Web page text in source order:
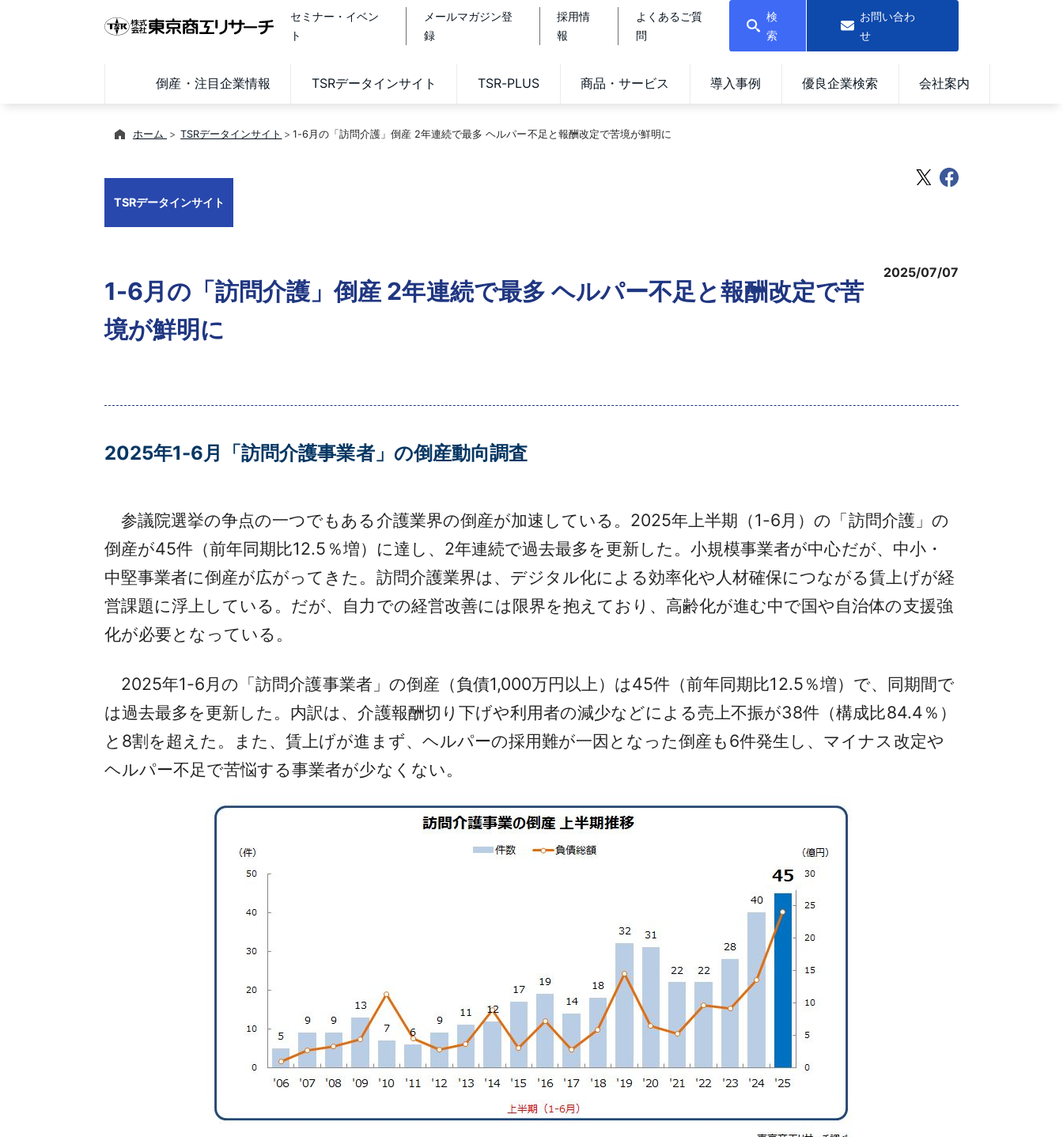
セミナー・イベン
ト
メールマガジン登
録
採用情
報
よくあるご質
問
検
索
お問い合わ
せ
倒産・注目企業情報 TSRデータインサイト TSR-PLUS 商品・サービス 導入事例 優良企業検索 会社案内
ホーム TSRデータインサイト 1-6月の「訪問介護」倒産 2年連続で最多 ヘルパー不足と報酬改定で苦境が鮮明に
TSRデータインサイト
1-6月の「訪問介護」倒産 2年連続で最多 ヘルパー不足と報酬改定で苦
境が鮮明に
2025/07/07
2025年1-6月「訪問介護事業者」の倒産動向調査
参議院選挙の争点の一つでもある介護業界の倒産が加速している。2025年上半期（1-6月）の「訪問介護」の
倒産が45件（前年同期比12.5％増）に達し、2年連続で過去最多を更新した。小規模事業者が中心だが、中小・
中堅事業者に倒産が広がってきた。訪問介護業界は、デジタル化による効率化や人材確保につながる賃上げが経
営課題に浮上している。だが、自力での経営改善には限界を抱えており、高齢化が進む中で国や自治体の支援強
化が必要となっている。
2025年1-6月の「訪問介護事業者」の倒産（負債1,000万円以上）は45件（前年同期比12.5％増）で、同期間で
は過去最多を更新した。内訳は、介護報酬切り下げや利用者の減少などによる売上不振が38件（構成比84.4％）
と8割を超えた。また、賃上げが進まず、ヘルパーの採用難が一因となった倒産も6件発生し、マイナス改定や
ヘルパー不足で苦悩する事業者が少なくない。